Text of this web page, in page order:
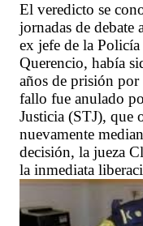
El veredicto se
jornadas de debate
ex jefe de la
Querencio, había
años de prisión por
fallo fue anulado
Justicia (STJ), que
nuevamente
decisión, la jueza
la inmediata